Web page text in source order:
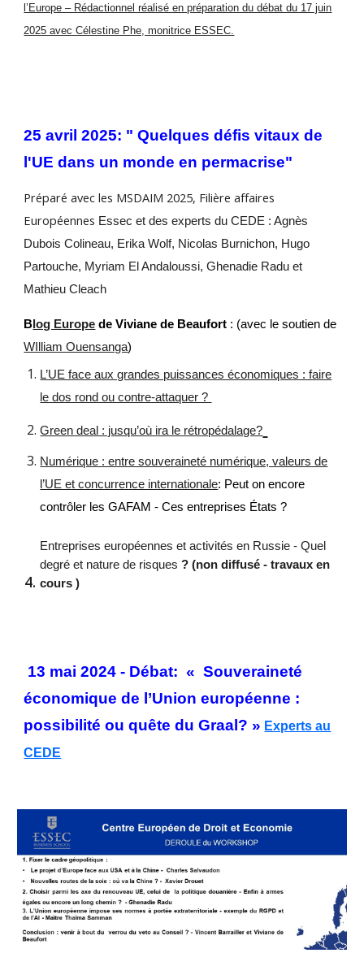
l’Europe – Rédactionnel réalisé en préparation du débat du 17 juin
2025 avec Célestine Phe, monitrice ESSEC.
25 avril 2025: " Quelques défis vitaux de
l'UE dans un monde en permacrise"
Préparé avec les MSDAIM 2025, Filière affaires
Européennes Essec et des experts du CEDE : Agnès
Dubois Colineau, Erika Wolf, Nicolas Burnichon, Hugo
Partouche, Myriam El Andaloussi, Ghenadie Radu et
Mathieu Cleach
B log Europe de Viviane de Beaufort : (avec le soutien de
WIlliam Ouensanga)
L’UE face aux grandes puissances économiques : faire
le dos rond ou contre-attaquer ?
Green deal : jusqu’où ira le rétropédalage?
Numérique : entre souveraineté numérique, valeurs de
l’UE et concurrence internationale: Peut on encore
contrôler les GAFAM - Ces entreprises États ?
Entreprises européennes et activités en Russie - Quel
degré et nature de risques ? (non diffusé - travaux en
cours )
13 mai 2024 - Débat: « Souveraineté
économique de l’Union européenne :
possibilité ou quête du Graal? » Experts au
CEDE